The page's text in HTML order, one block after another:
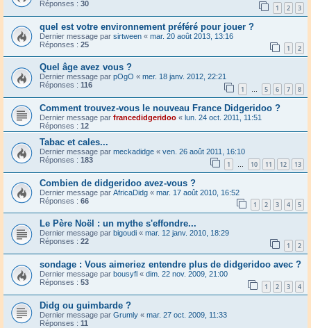
Réponses : 30 1 2 3
quel est votre environnement préféré pour jouer ?
Dernier message par sirtween « mar. 20 août 2013, 13:16
Réponses : 25 1 2
Quel âge avez vous ?
Dernier message par pOgO « mer. 18 janv. 2012, 22:21
Réponses : 116 1 … 5 6 7 8
Comment trouvez-vous le nouveau France Didgeridoo ?
Dernier message par francedidgeridoo « lun. 24 oct. 2011, 11:51
Réponses : 12
Tabac et cales...
Dernier message par meckadidge « ven. 26 août 2011, 16:10
Réponses : 183 1 … 10 11 12 13
Combien de didgeridoo avez-vous ?
Dernier message par AfricaDidg « mar. 17 août 2010, 16:52
Réponses : 66 1 2 3 4 5
Le Père Noël : un mythe s'effondre...
Dernier message par bigoudi « mar. 12 janv. 2010, 18:29
Réponses : 22 1 2
sondage : Vous aimeriez entendre plus de didgeridoo avec ?
Dernier message par bousyfl « dim. 22 nov. 2009, 21:00
Réponses : 53 1 2 3 4
Didg ou guimbarde ?
Dernier message par Grumly « mar. 27 oct. 2009, 11:33
Réponses : 11